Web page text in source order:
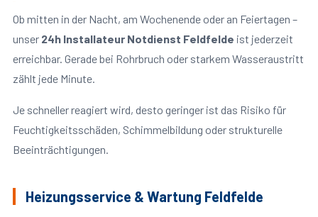
Ob mitten in der Nacht, am Wochenende oder an Feiertagen –
unser 24h Installateur Notdienst Feldfelde ist jederzeit
erreichbar. Gerade bei Rohrbruch oder starkem Wasseraustritt
zählt jede Minute.
Je schneller reagiert wird, desto geringer ist das Risiko für
Feuchtigkeitsschäden, Schimmelbildung oder strukturelle
Beeinträchtigungen.
Heizungsservice & Wartung Feldfelde